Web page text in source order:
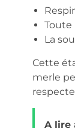
Toute
La
Cette
merle
A lire